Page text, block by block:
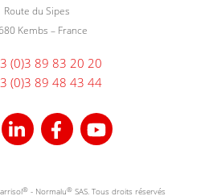
Route du Sipes
Kembs – France
(0)3 89 83 20 20
(0)3 89 48 43 44
® - Normalu® SAS. Tous droits réservés